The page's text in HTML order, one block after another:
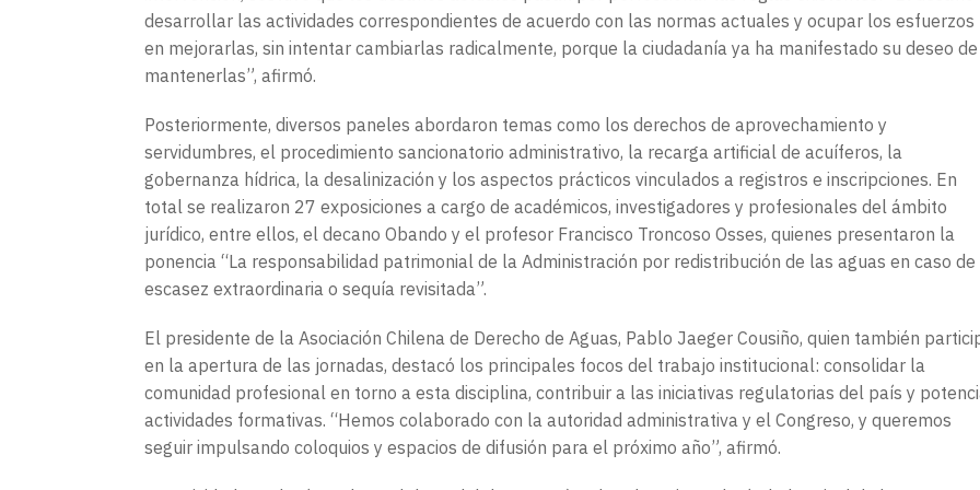
desarrollar las actividades correspondientes de acuerdo con las normas actuales y ocupar los esfuerzos
en mejorarlas, sin intentar cambiarlas radicalmente, porque la ciudadanía ya ha manifestado su deseo de
mantenerlas”, afirmó.
Posteriormente, diversos paneles abordaron temas como los derechos de aprovechamiento y
servidumbres, el procedimiento sancionatorio administrativo, la recarga artificial de acuíferos, la
gobernanza hídrica, la desalinización y los aspectos prácticos vinculados a registros e inscripciones. En
total se realizaron 27 exposiciones a cargo de académicos, investigadores y profesionales del ámbito
jurídico, entre ellos, el decano Obando y el profesor Francisco Troncoso Osses, quienes presentaron la
ponencia “La responsabilidad patrimonial de la Administración por redistribución de las aguas en caso de
escasez extraordinaria o sequía revisitada”.
El presidente de la Asociación Chilena de Derecho de Aguas, Pablo Jaeger Cousiño, quien también
en la apertura de las jornadas, destacó los principales focos del trabajo institucional: consolidar la
comunidad profesional en torno a esta disciplina, contribuir a las iniciativas regulatorias del país y
actividades formativas. “Hemos colaborado con la autoridad administrativa y el Congreso, y queremos
seguir impulsando coloquios y espacios de difusión para el próximo año”, afirmó.